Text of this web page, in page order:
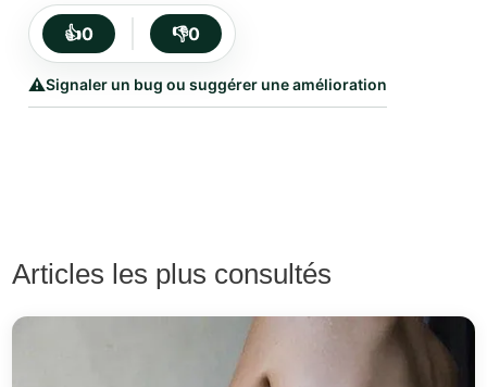
👍0 👎0
⚠️Signaler un bug ou suggérer une amélioration
Articles les plus consultés